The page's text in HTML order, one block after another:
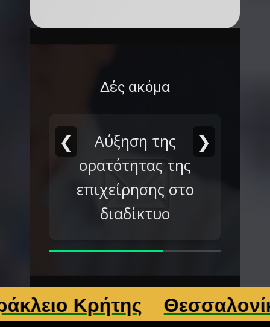
Δές ακόμα
❮
Αύξηση της
ορατότητας της
επιχείρησης στο
διαδίκτυο
❯
Θεσσαλονίκη